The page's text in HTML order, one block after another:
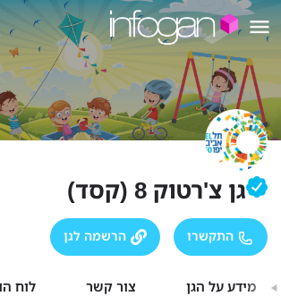
גן צ'רטוק 8 (קסד)
התקשרו הרשמה לגן
מידע על הגן צור קשר לוח